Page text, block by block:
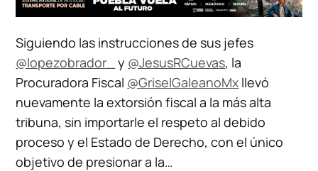
Siguiendo las instrucciones de sus jefes
@lopezobrador_
y @JesusRCuevas, la
Procuradora Fiscal @GriselGaleanoMx llevó
nuevamente la extorsión fiscal a la más alta
tribuna, sin importarle el respeto al debido
proceso y el Estado de Derecho, con el único
objetivo de presionar a la…